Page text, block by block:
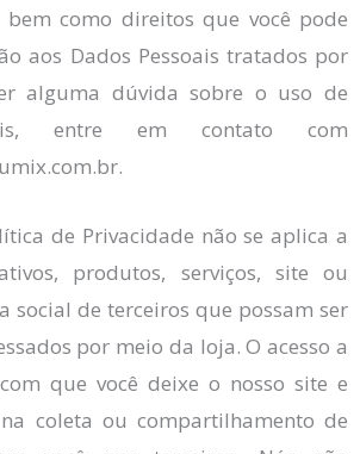
bem como direitos que você pode
aos Dados Pessoais tratados por
alguma dúvida sobre o uso de
entre em contato com
de Privacidade não se aplica a
produtos, serviços, site ou
social de terceiros que possam ser
por meio da loja. O acesso a
que você deixe o nosso site e
coleta ou compartilhamento de